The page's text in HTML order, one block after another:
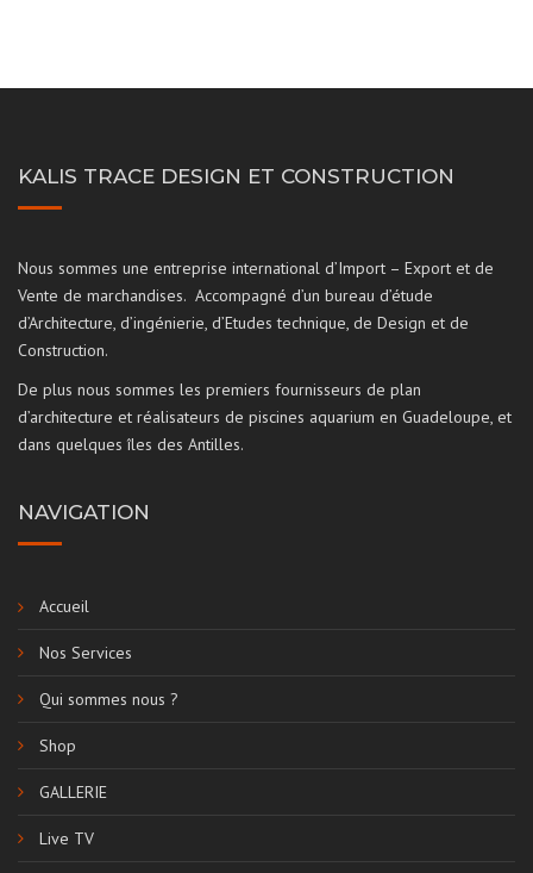
KALIS TRACE DESIGN ET CONSTRUCTION
Nous sommes une entreprise international d’Import – Export et de
Vente de marchandises. Accompagné d’un bureau d’étude
d’Architecture, d’ingénierie, d’Etudes technique, de Design et de
Construction.
De plus nous sommes les premiers fournisseurs de plan
d’architecture et réalisateurs de piscines aquarium en Guadeloupe, et
dans quelques îles des Antilles.
NAVIGATION
Accueil
Nos Services
Qui sommes nous ?
Shop
GALLERIE
Live TV